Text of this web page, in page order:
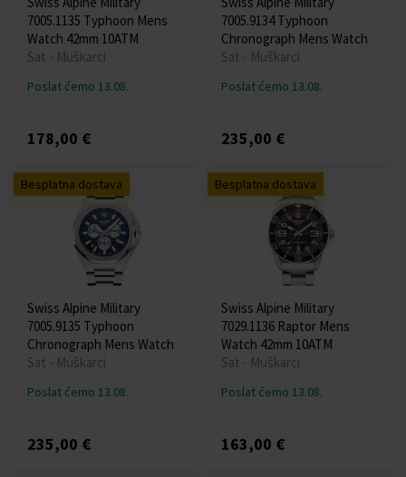
7005.1135 Typhoon Mens
Watch 42mm 10ATM
Sat - Muškarci
Poslat ćemo 13.08.
178,00 €
7005.9134 Typhoon
Chronograph Mens Watch
Sat - Muškarci
Poslat ćemo 13.08.
235,00 €
Besplatna dostava
Swiss Alpine Military
7005.9135 Typhoon
Chronograph Mens Watch
Sat - Muškarci
Poslat ćemo 13.08.
235,00 €
Besplatna dostava
Swiss Alpine Military
7029.1136 Raptor Mens
Watch 42mm 10ATM
Sat - Muškarci
Poslat ćemo 13.08.
163,00 €